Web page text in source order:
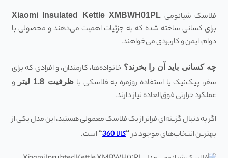
فلاسک شیائومی Xiaomi Insulated Kettle XMBWH01PL
برای کسانی ساخته شده که به جزئیات اهمیت می‌دهند و محصولی با
دوام، ایمن و کاربردی می‌خواهند.
چه کسانی باید آن را بخرند؟ خانواده‌ها، کارمندان، و افرادی که برای
سفر، پیک‌نیک یا استفاده روزمره به فلاسکی با ظرفیت 1.8 لیتر
و
عملکرد حرارتی فوق‌العاده نیاز دارند.
اگر به دنبال گزینه‌ای فراتر از یک فلاسک معمولی هستید، این مدل یکی از
بهترین انتخاب‌های موجود در“کالا 360 “است.